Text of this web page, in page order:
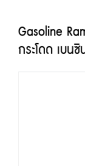
Gasoline
กระโดด เบน